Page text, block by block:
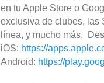
en tu Apple Store o
exclusiva de clubes, las
línea, y mucho más.
iOS: https://
Android: https://